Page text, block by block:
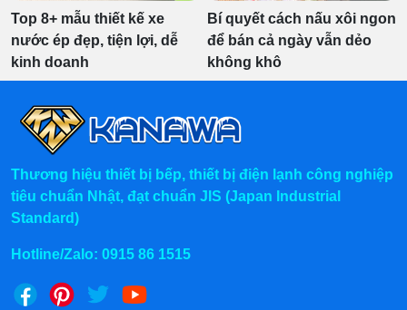
Top 8+ mẫu thiết kế xe
nước ép đẹp, tiện lợi, dễ
kinh doanh
Bí quyết cách nấu xôi ngon
để bán cả ngày vẫn dẻo
không khô
Thương hiệu thiết bị bếp, thiết bị điện lạnh công nghiệp
tiêu chuẩn Nhật, đạt chuẩn JIS (Japan Industrial
Standard)
Hotline/Zalo: 0915 86 1515